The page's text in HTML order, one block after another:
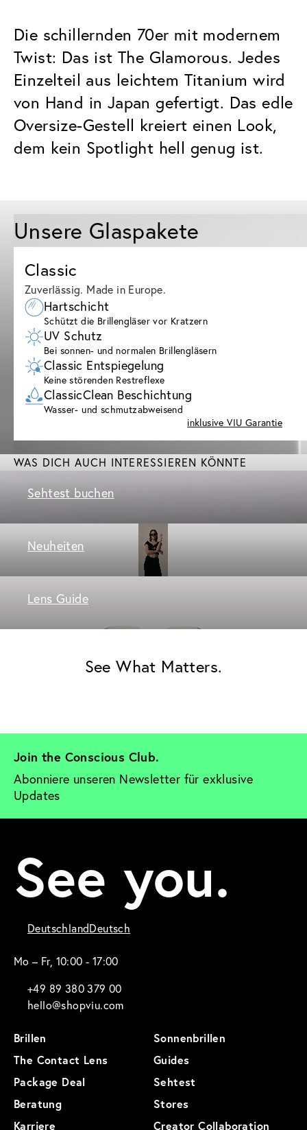
Die schillernden 70er mit modernem
Twist: Das ist The Glamorous. Jedes
Einzelteil aus leichtem Titanium wird
von Hand in Japan gefertigt. Das edle
Oversize-Gestell kreiert einen Look,
dem kein Spotlight hell genug ist.
Unsere Glaspakete
Classic
Zuverlässig. Made in Europe.
Hartschicht
Schützt die Brillengläser vor Kratzern
UV Schutz
Bei sonnen- und normalen Brillengläsern
Classic Entspiegelung
Keine störenden Restreflexe
ClassicClean Beschichtung
Wasser- und schmutzabweisend
inklusive VIU Garantie
WAS DICH AUCH INTERESSIEREN KÖNNTE
Sehtest buchen
Neuheiten
Lens Guide
See What Matters.
Join the Conscious Club.
Abonniere unseren Newsletter für exklusive
Updates
See you.
DeutschlandDeutsch
Mo – Fr, 10:00 - 17:00
+49 89 380 379 00
hello@shopviu.com
Brillen
Sonnenbrillen
The Contact Lens
Guides
Package Deal
Sehtest
Beratung
Stores
Karriere
Creator Collaboration